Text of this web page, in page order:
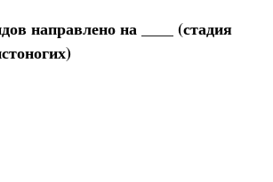
направлено на ____ (стадия